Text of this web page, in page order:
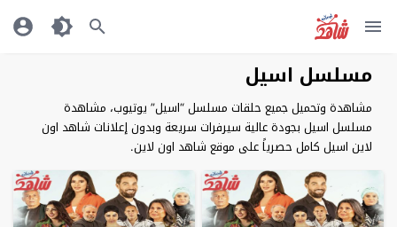
مسلسل اسيل
مشاهدة وتحميل جميع حلقات مسلسل “اسيل” يوتيوب، مشاهدة
مسلسل اسيل بجودة عالية سيرفرات سريعة وبدون إعلانات شاهد اون
لاين اسيل كامل حصرياً على موقع شاهد اون لاين.